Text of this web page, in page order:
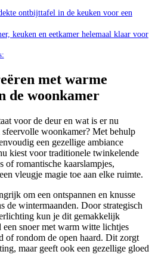
ontbijttafel in de keuken voor een
keuken en eetkamer helemaal klaar voor
met warme
de woonkamer
voor de deur en wat is er nu
sfeervolle woonkamer? Met behulp
een gezellige ambiance
kiest voor traditionele twinkelende
romantische kaarslampjes,
vleugje magie toe aan elke ruimte.
om een ontspannen en knusse
de wintermaanden. Door strategisch
kun je dit gemakkelijk
snoer met warm witte lichtjes
of rondom de open haard. Dit zorgt
maar geeft ook een gezellige gloed